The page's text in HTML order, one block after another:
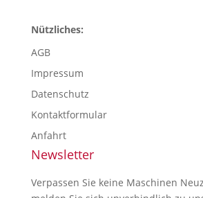
Nützliches:
AGB
Impressum
Datenschutz
Kontaktformular
Anfahrt
Newsletter
Verpassen Sie keine Maschinen